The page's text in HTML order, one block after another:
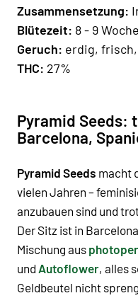
Zusammensetzung:
Blütezeit: 8 - 9
Geruch: erdig,
THC: 27%
Pyramid Seeds:
Barcelona,
Pyramid Seeds macht
vielen Jahren –
anzubauen sind und
Der Sitz ist in Barcelona
Mischung aus
und Autoflower, alles
Geldbeutel nicht